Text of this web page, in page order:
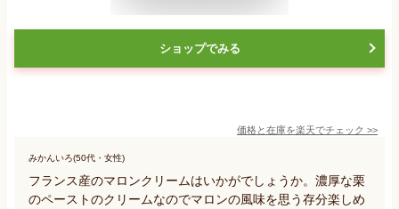
ショップでみる
価格と在庫を楽天でチェック >>
みかんいろ(50代・女性)
フランス産のマロンクリームはいかがでしょうか。濃厚な栗
のペーストのクリームなのでマロンの風味を思う存分楽しめ